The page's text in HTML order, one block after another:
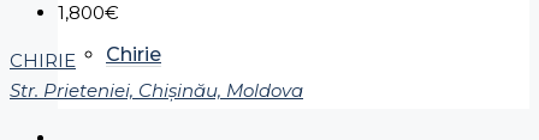
Chirie
1,800€
CHIRIE
Str. Prieteniei, Chișinău, Moldova